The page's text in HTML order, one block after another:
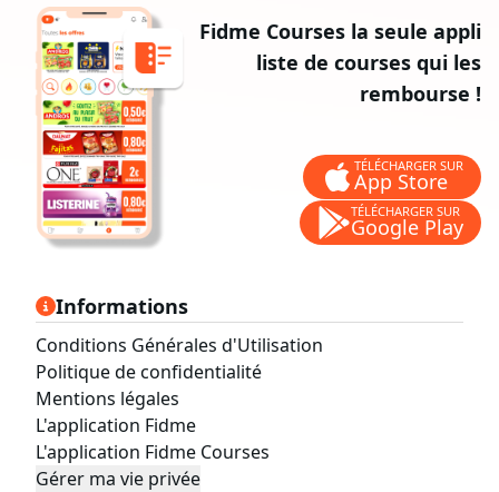
Fidme Courses la seule appli
liste de courses qui les
rembourse !
TÉLÉCHARGER SUR
App Store
TÉLÉCHARGER SUR
Google Play
Informations
Conditions Générales d'Utilisation
Politique de confidentialité
Mentions légales
L'application Fidme
L'application Fidme Courses
Gérer ma vie privée